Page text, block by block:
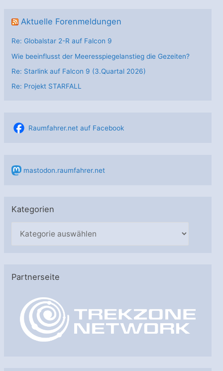
Aktuelle Forenmeldungen
Re: Globalstar 2-R auf Falcon 9
Wie beeinflusst der Meeresspiegelanstieg die Gezeiten?
Re: Starlink auf Falcon 9 (3.Quartal 2026)
Re: Projekt STARFALL
Raumfahrer.net auf Facebook
mastodon.raumfahrer.net
Kategorien
g
Partnerseite